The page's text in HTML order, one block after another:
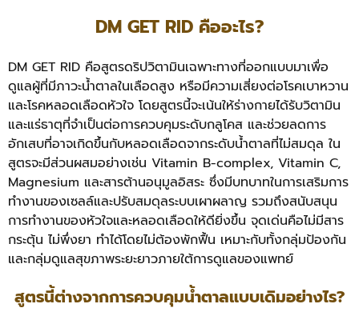
DM GET RID คืออะไร?
DM GET RID คือสูตรดริปวิตามินเฉพาะทางที่ออกแบบมาเพื่อ
ดูแลผู้ที่มีภาวะน้ำตาลในเลือดสูง หรือมีความเสี่ยงต่อโรคเบาหวาน
และโรคหลอดเลือดหัวใจ โดยสูตรนี้จะเน้นให้ร่างกายได้รับวิตามิน
และแร่ธาตุที่จำเป็นต่อการควบคุมระดับกลูโคส และช่วยลดการ
อักเสบที่อาจเกิดขึ้นกับหลอดเลือดจากระดับน้ำตาลที่ไม่สมดุล ใน
สูตรจะมีส่วนผสมอย่างเช่น Vitamin B-complex, Vitamin C,
Magnesium และสารต้านอนุมูลอิสระ ซึ่งมีบทบาทในการเสริมการ
ทำงานของเซลล์และปรับสมดุลระบบเผาผลาญ รวมถึงสนับสนุน
การทำงานของหัวใจและหลอดเลือดให้ดียิ่งขึ้น จุดเด่นคือไม่มีสาร
กระตุ้น ไม่พึ่งยา ทำได้โดยไม่ต้องพักฟื้น เหมาะกับทั้งกลุ่มป้องกัน
และกลุ่มดูแลสุขภาพระยะยาวภายใต้การดูแลของแพทย์
สูตรนี้ต่างจากการควบคุมน้ำตาลแบบเดิมอย่างไร?